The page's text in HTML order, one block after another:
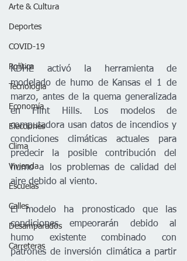
Arte & Cultura
Deportes
COVID-19
Política
Tecnología
Economía
Elecciones
Clima
Vivienda
Escuelas
Calles
Desamparados
Carreteras
KDHE activó la herramienta de
modelado de humo de Kansas el 1 de
marzo, antes de la quema generalizada
en Flint Hills. Los modelos de
computadora usan datos de incendios y
condiciones climáticas actuales para
predecir la posible contribución del
humo a los problemas de calidad del
aire debido al viento.
El modelo ha pronosticado que las
condiciones empeorarán debido al
humo existente combinado con
patrones de inversión climática a partir